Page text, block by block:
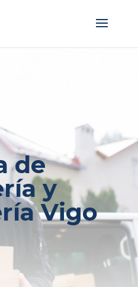
de
y
Vigo